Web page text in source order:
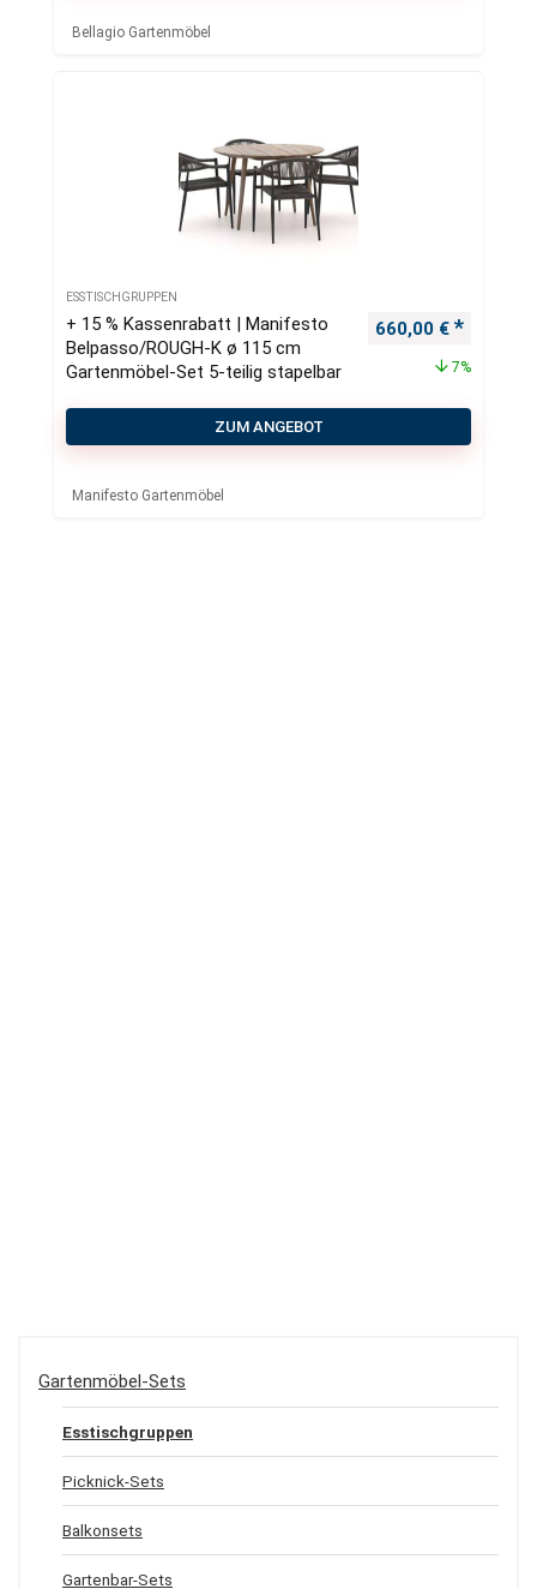
Bellagio Gartenmöbel
ESSTISCHGRUPPEN
+ 15 % Kassenrabatt | Manifesto
Belpasso/ROUGH-K ø 115 cm
Gartenmöbel-Set 5-teilig stapelbar
Ursprünglicher
660,00 €
7%
ZUM ANGEBOT
Manifesto Gartenmöbel
Gartenmöbel-Sets
Esstischgruppen
Picknick-Sets
Balkonsets
Gartenbar-Sets